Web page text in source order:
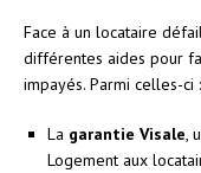
Face à un locataire
différentes aides pour
impayés. Parmi celles-ci :
La garantie Visale,
Logement aux